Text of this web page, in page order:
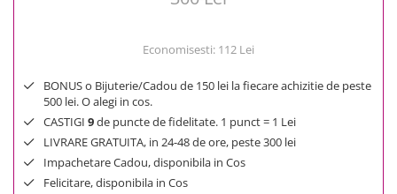
Economisesti: 112 Lei
BONUS o Bijuterie/Cadou de 150 lei la fiecare achizitie de peste
500 lei. O alegi in cos.
CASTIGI 9de puncte de fidelitate. 1 punct = 1 Lei
LIVRARE GRATUITA, in 24-48 de ore, peste 300 lei
Impachetare Cadou, disponibila in Cos
Felicitare, disponibila in Cos